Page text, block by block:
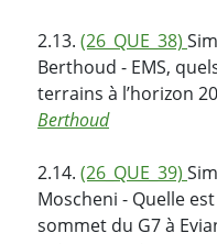
2.13. (26_QUE_38)
Berthoud - EMS,
terrains à l’horizon
Berthoud
2.14. (26_QUE_39)
Moscheni - Quelle
sommet du G7 à